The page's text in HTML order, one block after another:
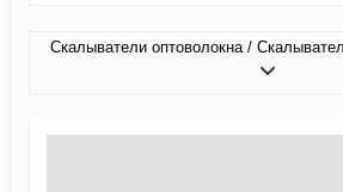
Скалыватели оптоволокна /